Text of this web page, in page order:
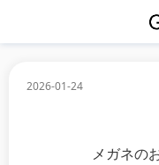
2026-01-24
メガネの